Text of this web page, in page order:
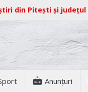
din Pitești și județul
Anunţuri